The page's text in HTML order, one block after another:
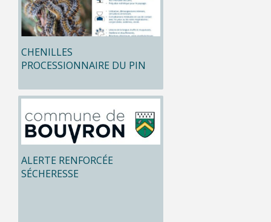
CHENILLES
PROCESSIONNAIRE DU PIN
ALERTE RENFORCÉE
SÉCHERESSE